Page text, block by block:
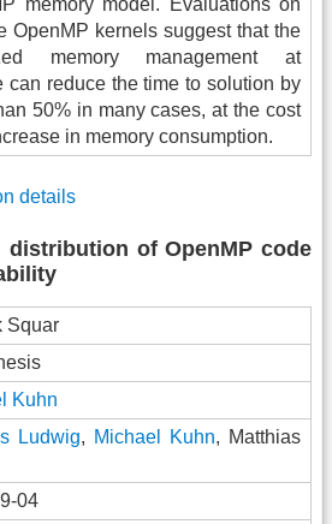
memory model. Evaluations on
OpenMP kernels suggest that the
memory management at
can reduce the time to solution by
50% in many cases, at the cost
in memory consumption.
details
distribution of OpenMP code
Squar
Kuhn
Ludwig, Michael Kuhn, Matthias
04